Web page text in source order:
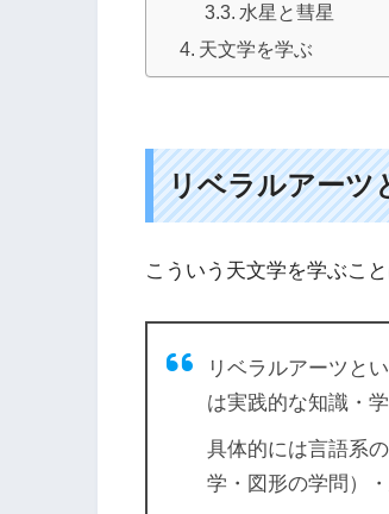
水星と彗星
天文学を学ぶ
リベラルアーツ
こういう天文学を学ぶこ
リベラルアーツと
は実践的な知識・
具体的には言語系
学・図形の学問）・